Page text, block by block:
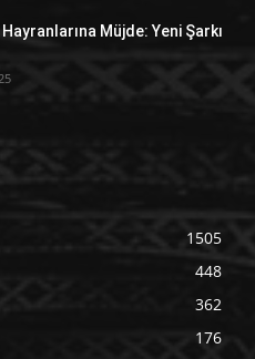
Müjde: Yeni Şarkı
1505
448
362
176